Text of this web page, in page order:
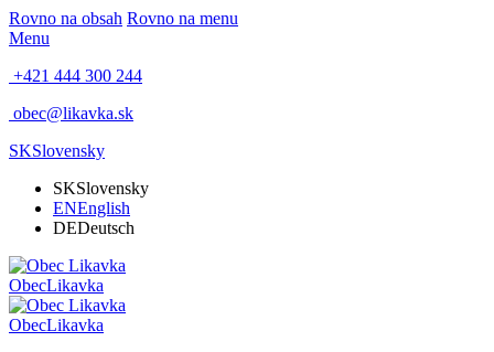
Rovno na obsah Rovno na menu
Menu
+421 444 300 244
obec@likavka.sk
SKSlovensky
SKSlovensky
ENEnglish
DEDeutsch
ObecLikavka
ObecLikavka